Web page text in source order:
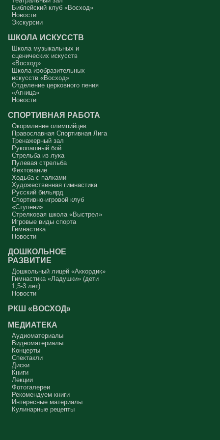
В нас должно быть внимание к тому, что время воздержания – это
дни для приготовления не только к Пасхе, а к Небесному Царству!
Это цель жизни. Я об этом забыл, я туда хочу, но я забыл. И я
сначала увидеть в себе этого урода, а потом начать с ним борьбу.
Аминь.
Протоиерей Андрей Алексеев
Библейский клуб «Восход»
Новости
Экскурсии
ШКОЛА ИСКУССТВ
Школа музыкальных и
сценических искусств
«Восход»
Школа изобразительных
искусств «Восход»
Отделение церковного пения
«Агница»
Новости
СПОРТИВНАЯ РАБОТА
Окормление олимпийцев
Православная Спортивная Лига
Тренажерный зал
Рукопашный бой
Стрельба из лука
Пулевая стрельба
Фехтование
Ходьба с палками
Художественная гимнастика
Русский бильярд
Спортивно-игровой клуб
«Ступени»
Стрелковая школа «Выстрел»
Игровые виды спорта
Гимнастика
Новости
ДОШКОЛЬНОЕ
РАЗВИТИЕ
Дошкольный лицей «Аккордик»
Гимнастика «Ладушки» (дети
1,5-3 лет)
Новости
РКШ «ВОСХОД»
МЕДИАТЕКА
Аудиоматериалы
Видеоматериалы
Концерты
Спектакли
Диски
Книги
Лекции
Фотогалереи
Рекомендуем книги
Интересные материалы
Кулинарные рецепты